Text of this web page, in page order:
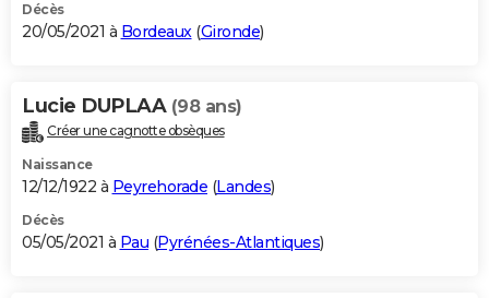
Décès
20/05/2021 à Bordeaux(Gironde)
Lucie DUPLAA (98 ans)
Créer une cagnotte obsèques
Naissance
12/12/1922 à Peyrehorade (Landes)
Décès
05/05/2021 à Pau (Pyrénées-Atlantiques)